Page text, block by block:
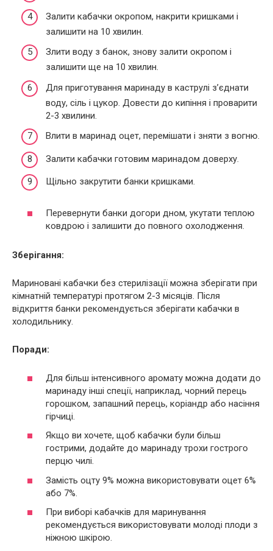
Залити кабачки окропом, накрити кришками і
залишити на 10 хвилин.
Злити воду з банок, знову залити окропом і
залишити ще на 10 хвилин.
Для приготування маринаду в каструлі з’єднати
воду, сіль і цукор. Довести до кипіння і проварити
2-3 хвилини.
Влити в маринад оцет, перемішати і зняти з вогню.
Залити кабачки готовим маринадом доверху.
Щільно закрутити банки кришками.
Перевернути банки догори дном, укутати теплою
ковдрою і залишити до повного охолодження.
Зберігання:
Мариновані кабачки без стерилізації можна зберігати при
кімнатній температурі протягом 2-3 місяців. Після
відкриття банки рекомендується зберігати кабачки в
холодильнику.
Поради:
Для більш інтенсивного аромату можна додати до
маринаду інші спеції, наприклад, чорний перець
горошком, запашний перець, коріандр або насіння
гірчиці.
Якщо ви хочете, щоб кабачки були більш
гострими, додайте до маринаду трохи гострого
перцю чилі.
Замість оцту 9% можна використовувати оцет 6%
або 7%.
При виборі кабачків для маринування
рекомендується використовувати молоді плоди з
ніжною шкірою.